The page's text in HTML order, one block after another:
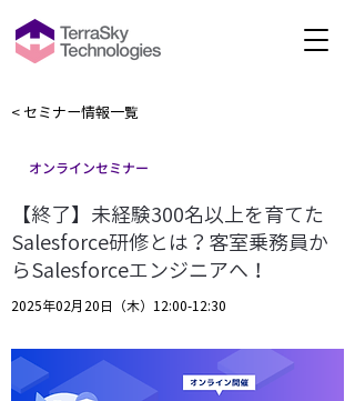
< セミナー情報一覧
オンラインセミナー
【終了】未経験300名以上を育てた
Salesforce研修とは？客室乗務員か
らSalesforceエンジニアへ！
2025年02月20日（木）12:00-12:30